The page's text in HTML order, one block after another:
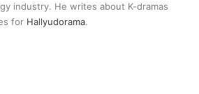
industry. He writes about K-dramas
for Hallyudorama.